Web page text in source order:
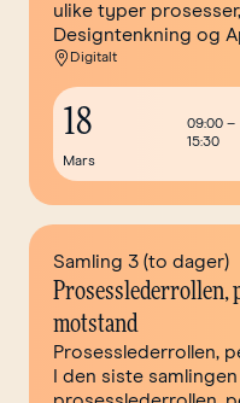
ulike typer
Designtenkning og
Digitalt
18
Mars
09:00 –
15:30
Samling 3 (to dager)
Prosesslederrollen,
motstand
Prosesslederrollen,
I den siste